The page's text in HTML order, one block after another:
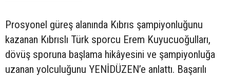
Prosyonel güreş alanında Kıbrıs şampiyonluğunu
kazanan Kıbrıslı Türk sporcu Erem Kuyucuoğulları,
dövüş sporuna başlama hikâyesini ve şampiyonluğa
uzanan yolculuğunu YENİDÜZEN’e anlattı. Başarılı